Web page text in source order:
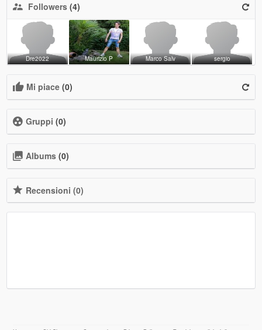
Followers(4)
Dre2022 Maurizio P Marco Salv sergio
Mi piace(0)
Gruppi (0)
Albums(0)
Recensioni (0)